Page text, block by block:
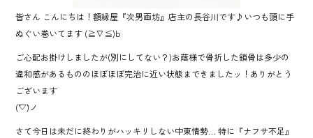
皆さん こんにちは！額縁屋『次男画坊』店主の長谷川です♪いつも頭に手
ぬぐい巻いてます (≧∇≦)b
ご心配お掛けしましたが(別にしてない？)お蔭様で骨折した鎖骨は多少の
違和感があるもののほぼほぼ完治に近い状態まできましたッ！ありがとう
ございます
(´▽`)ノ
さて今日は未だに終わりがハッキリしない中東情勢… 特に『ナフサ不足』